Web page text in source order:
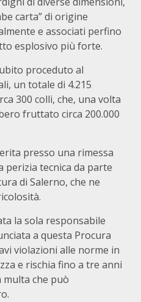
carta” di origine
e associati perfino
esplosivo più forte.
proceduto al
un totale di 4.215
300 colli, che, una volta
fruttato circa 200.000
presso una rimessa
perizia tecnica da parte
di Salerno, che ne
la sola responsabile
a questa Procura
violazioni alle norme in
e rischia fino a tre anni
che può